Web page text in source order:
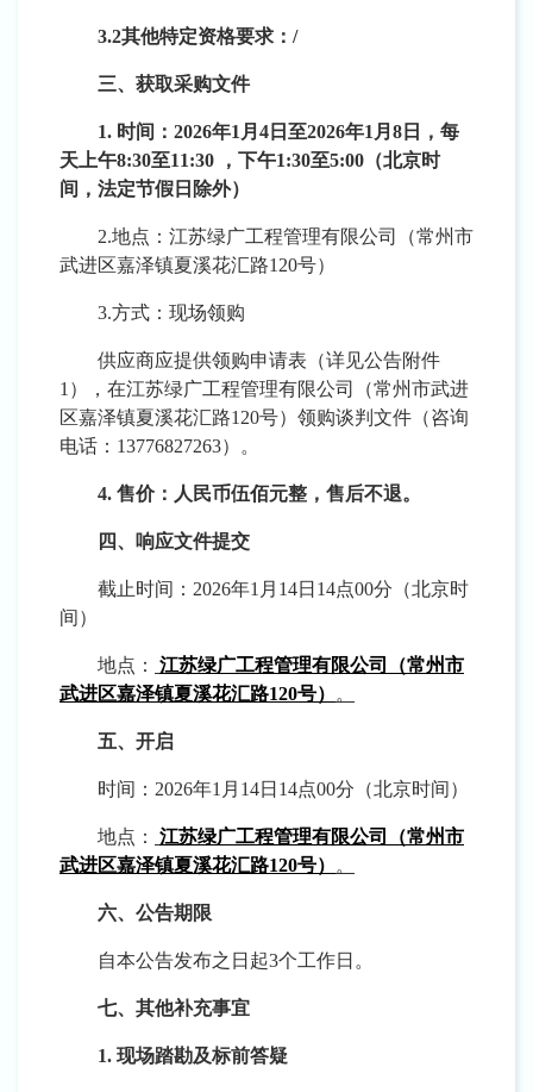
3.2其他特定资格要求：/
三、获取采购文件
1. 时间：2026年1月4日至2026年1月8日，每
天上午8:30至11:30 ，下午1:30至5:00（北京时
间，法定节假日除外）
2.地点：江苏绿广工程管理有限公司（常州市
武进区嘉泽镇夏溪花汇路120号）
3.方式：现场领购
供应商应提供领购申请表（详见公告附件
1），在江苏绿广工程管理有限公司（常州市武进
区嘉泽镇夏溪花汇路120号）领购谈判文件（咨询
电话：13776827263）。
4. 售价：人民币伍佰元整 ，售后不退。
四、响应文件提交
截止时间： 2026年1月14日14点00分（北京时
间）
地点：
江苏绿广工程管理有限公司（常州市
武进区嘉泽镇夏溪花汇路120号） 。
五、开启
时间： 2026年1月14日14点00分（北京时间）
地点：
江苏绿广工程管理有限公司（常州市
武进区嘉泽镇夏溪花汇路120号） 。
六、公告期限
自本公告发布之日起3个工作日。
七、其他补充事宜
1. 现场踏勘及标前答疑